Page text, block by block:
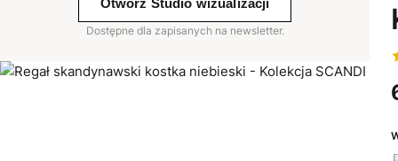
Otwórz Studio wizualizacji
Dostępne dla zapisanych na newsletter.